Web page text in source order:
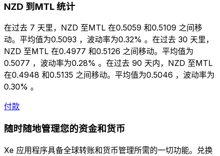
NZD 到MTL 统计
在过去 7 天里，NZD 至MTL 在0.5059 和0.5109 之间移
动。平均值为0.5093 ，波动率为0.32% 。在过去 30 天里，
NZD 至MTL 在0.4977 和0.5126 之间移动。平均值为
0.5077 ，波动率为0.28% 。在过去 90 天内，NZD 至MTL
在0.4948 和0.5135 之间移动。平均值为0.5046 ，波动率为
0.30% 。
付款
随时随地管理您的资金和货币
Xe 应用程序具备全球转账和货币管理所需的一切功能。兑换